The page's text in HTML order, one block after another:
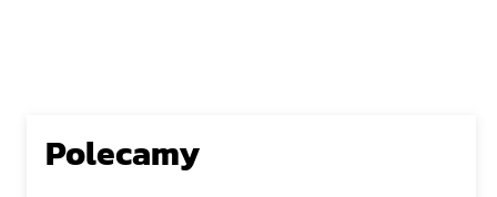
Polecamy